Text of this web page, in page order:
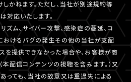
かねます。ただし、当社が別途規約等
対応いたします。
ズム、サイバー攻撃、感染症の蔓延、コ
おけるバグの発生その他の当社が支配
を提供できなかった場合や、お客様が商
配信コンテンツの視聴を含みます。）又
っても、当社の故意又は重過失による